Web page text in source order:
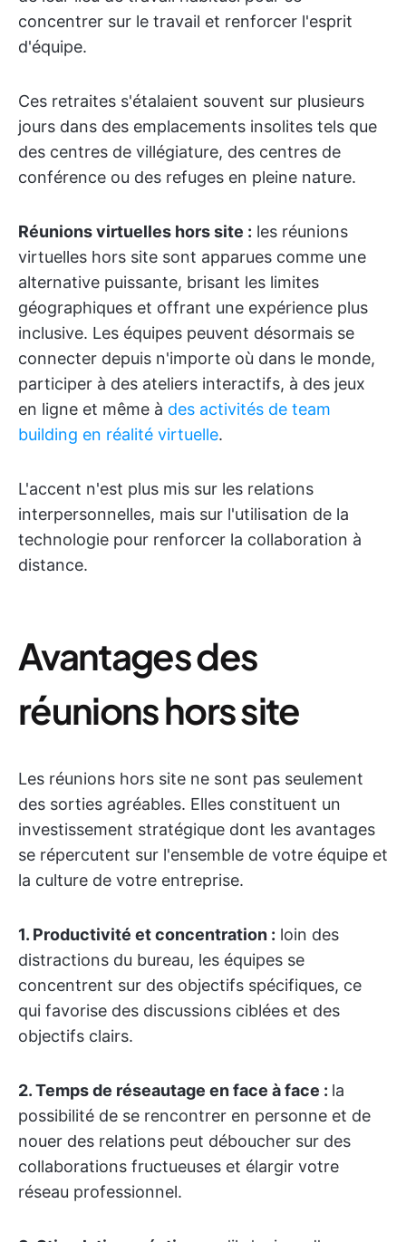
concentrer sur le travail et renforcer l'esprit
d'équipe.
Ces retraites s'étalaient souvent sur plusieurs
jours dans des emplacements insolites tels que
des centres de villégiature, des centres de
conférence ou des refuges en pleine nature.
Réunions virtuelles hors site : les réunions
virtuelles hors site sont apparues comme une
alternative puissante, brisant les limites
géographiques et offrant une expérience plus
inclusive. Les équipes peuvent désormais se
connecter depuis n'importe où dans le monde,
participer à des ateliers interactifs, à des jeux
en ligne et même à des activités de team
building en réalité virtuelle.
L'accent n'est plus mis sur les relations
interpersonnelles, mais sur l'utilisation de la
technologie pour renforcer la collaboration à
distance.
Avantages des
réunions hors site
Les réunions hors site ne sont pas seulement
des sorties agréables. Elles constituent un
investissement stratégique dont les avantages
se répercutent sur l'ensemble de votre équipe et
la culture de votre entreprise.
1. Productivité et concentration : loin des
distractions du bureau, les équipes se
concentrent sur des objectifs spécifiques, ce
qui favorise des discussions ciblées et des
objectifs clairs.
2.Temps de réseautage en face à face : la
possibilité de se rencontrer en personne et de
nouer des relations peut déboucher sur des
collaborations fructueuses et élargir votre
réseau professionnel.